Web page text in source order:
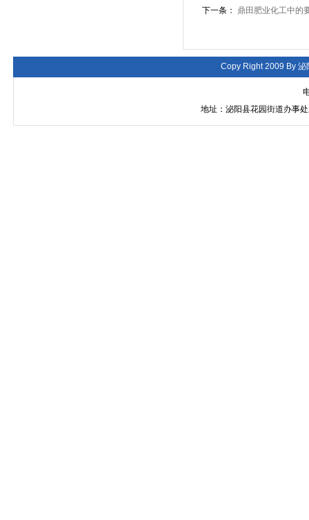
下一条：
鼎田肥业化工中的
Copy Right 2009 By泌
地址：泌阳县花园街道办事